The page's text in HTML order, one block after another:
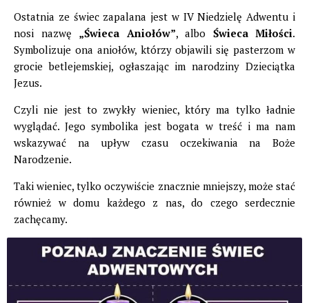
Ostatnia ze świec zapalana jest w IV Niedzielę Adwentu i
nosi nazwę „Świeca Aniołów”, albo Świeca Miłości.
Symbolizuje ona aniołów, którzy objawili się pasterzom w
grocie betlejemskiej, ogłaszając im narodziny Dzieciątka
Jezus.
Czyli nie jest to zwykły wieniec, który ma tylko ładnie
wyglądać. Jego symbolika jest bogata w treść i ma nam
wskazywać na upływ czasu oczekiwania na Boże
Narodzenie.
Taki wieniec, tylko oczywiście znacznie mniejszy, może stać
również w domu każdego z nas, do czego serdecznie
zachęcamy.